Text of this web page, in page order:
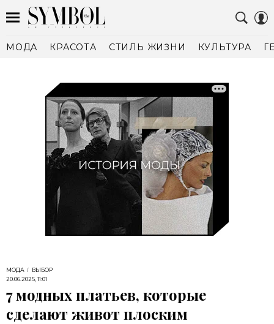
МОДА КРАСОТА СТИЛЬ ЖИЗНИ КУЛЬТУРА
МОДА
ВЫБОР
20.06.2025, 11:01
7 модных платьев, которые
сделают живот плоским